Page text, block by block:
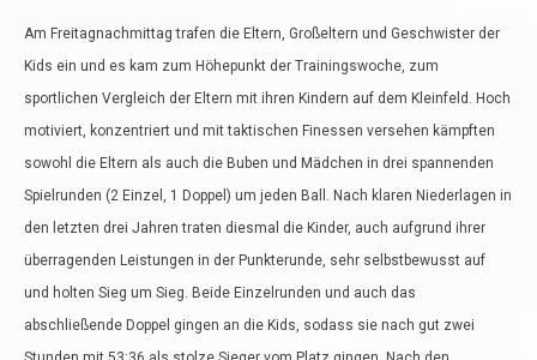
Am Freitagnachmittag trafen die Eltern, Großeltern und Geschwister der
Kids ein und es kam zum Höhepunkt der Trainingswoche, zum
sportlichen Vergleich der Eltern mit ihren Kindern auf dem Kleinfeld. Hoch
motiviert, konzentriert und mit taktischen Finessen versehen kämpften
sowohl die Eltern als auch die Buben und Mädchen in drei spannenden
Spielrunden (2 Einzel, 1 Doppel) um jeden Ball. Nach klaren Niederlagen in
den letzten drei Jahren traten diesmal die Kinder, auch aufgrund ihrer
überragenden Leistungen in der Punkterunde, sehr selbstbewusst auf
und holten Sieg um Sieg. Beide Einzelrunden und auch das
abschließende Doppel gingen an die Kids, sodass sie nach gut zwei